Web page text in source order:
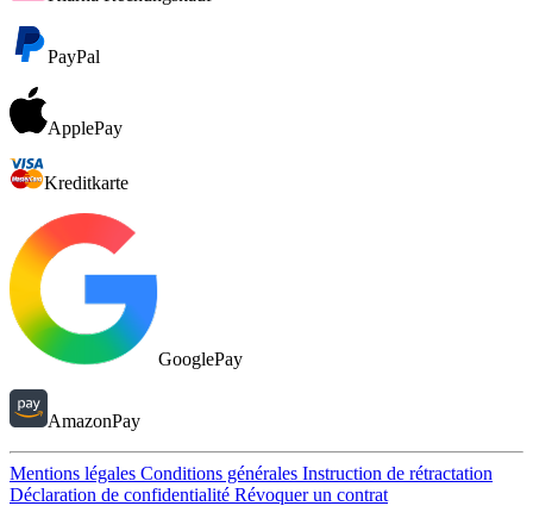
PayPal
ApplePay
Kreditkarte
GooglePay
AmazonPay
Mentions légales Conditions générales Instruction de rétractation
Déclaration de confidentialité Révoquer un contrat